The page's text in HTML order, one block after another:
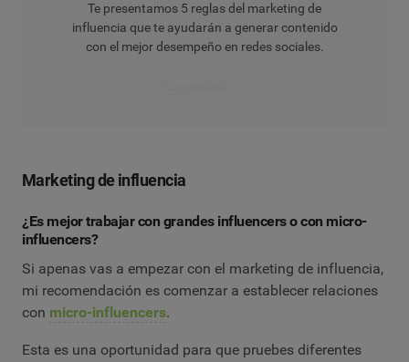
Te presentamos 5 reglas del marketing de
influencia que te ayudarán a generar contenido
con el mejor desempeño en redes sociales.
Marketing de influencia
¿Es mejor trabajar con grandes influencers o con micro-
influencers?
Si apenas vas a empezar con el marketing de influencia,
mi recomendación es comenzar a establecer relaciones
con micro-influencers.
Esta es una oportunidad para que pruebes diferentes